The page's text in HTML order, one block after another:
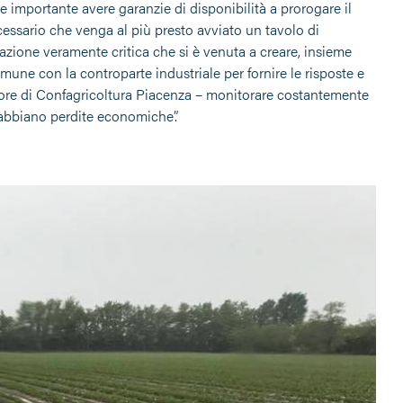
avere garanzie di disponibilità a prorogare il
che venga al più presto avviato un tavolo di
veramente critica che si è venuta a creare, insieme
con la controparte industriale per fornire le risposte e
di Confagricoltura Piacenza – monitorare costantemente
perdite economiche”.